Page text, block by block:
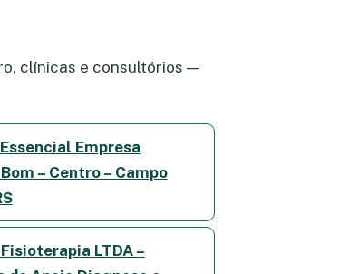
clínicas e consultórios —
Empresa
– Centro – Campo
LTDA –